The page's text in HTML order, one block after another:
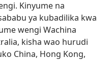
Kinyume na
ya kubadilika kwa
wengi Wachina
kisha wao hurudi
China, Hong Kong,